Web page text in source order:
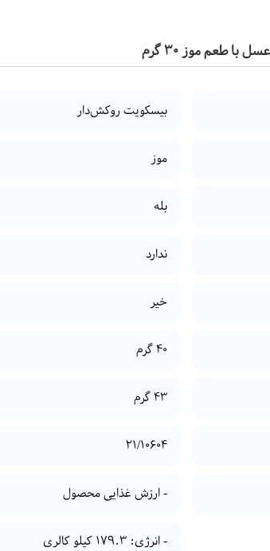
طعم موز ۳0 گرم
بیسکویت روکش‌دار
موز
بله
ندارد
خیر
40 گرم
43 گرم
21/10604
- ارزش غذایی محصول
- انرژی: 179.3 کیلو کالری